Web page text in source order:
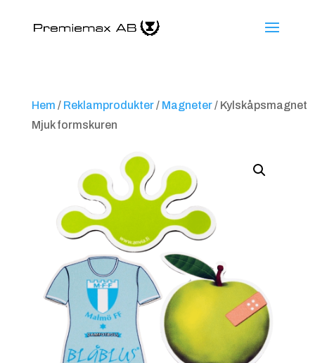
Hem / Reklamprodukter/ Magneter/ Kylskåpsmagnet
Mjuk formskuren